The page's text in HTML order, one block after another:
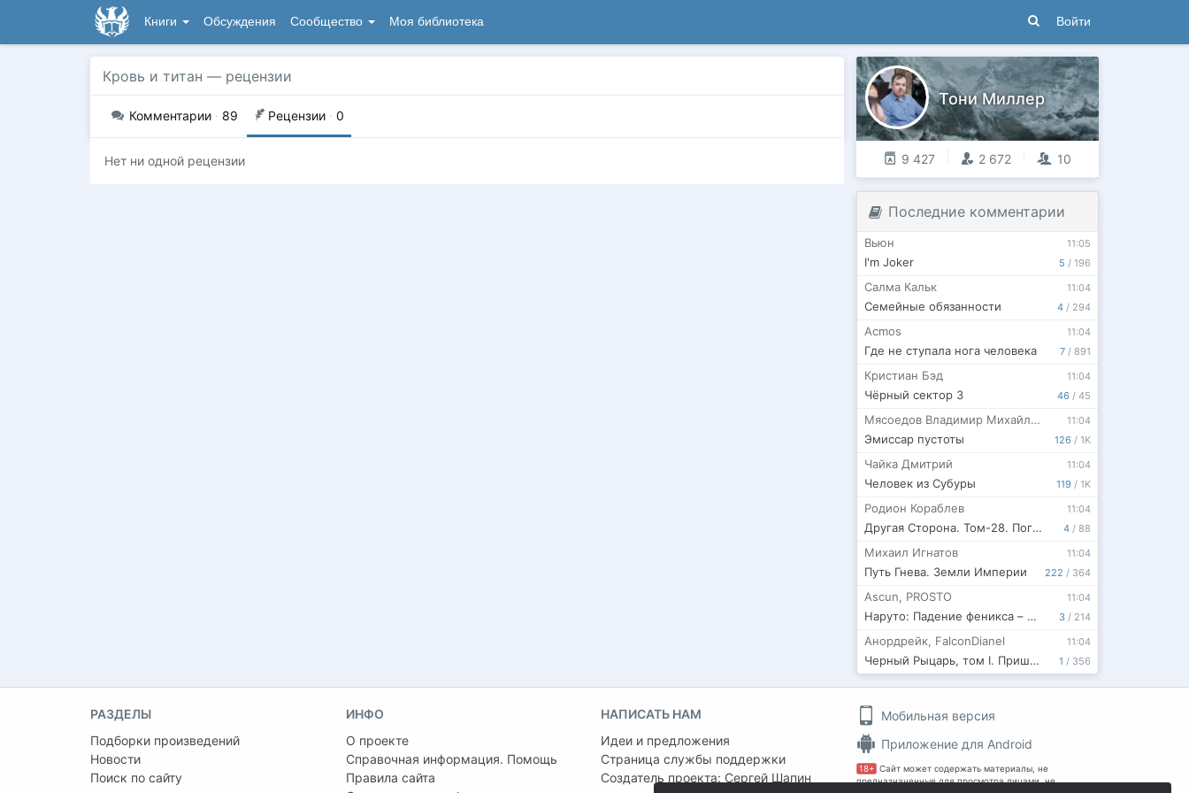
Книги Обсуждения Сообщество Моя библиотека Войти
Кровь и титан — рецензии
Комментарии · 89 Рецензии · 0
Нет ни одной рецензии
Тони Миллер
9 427 2 672 10
Последние комментарии
5 / 196
11:05
Вьюн
I'm Joker
4 / 294
11:04
Салма Кальк
Семейные обязанности
7 / 891
11:04
Acmos
Где не ступала нога человека
46 / 45
11:04
Кристиан Бэд
Чёрный сектор 3
126 / 1K
11:04
Мясоедов Владимир Михайлович
Эмиссар пустоты
119 / 1K
11:04
Чайка Дмитрий
Человек из Субуры
4 / 88
11:04
Родион Кораблев
Другая Сторона. Том-28. Погружение
222 / 364
11:04
Михаил Игнатов
Путь Гнева. Земли Империи
3 / 214
11:04
Ascun, PROSTO
Наруто: Падение феникса – становление шиноби.
1 / 356
11:04
Анордрейк, FalconDianel
Черный Рыцарь, том I. Пришествие
РАЗДЕЛЫ
Подборки произведений
Новости
Поиск по сайту
ИНФО
О проекте
Справочная информация. Помощь
Правила сайта
НАПИСАТЬ НАМ
Идеи и предложения
Страница службы поддержки
Создатель проекта: Сергей Шапин
Мобильная версия
Приложение для Android
18+ Сайт может содержать материалы, не
предназначенные для просмотра лицами, не